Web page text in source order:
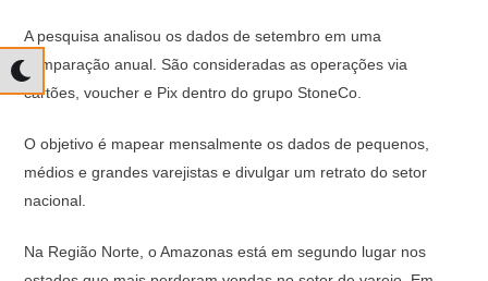
p
p
o
o
m n
k
A pesquisa analisou os dados de setembro em uma
comparação anual. São consideradas as operações via
cartões, voucher e Pix dentro do grupo StoneCo.
O objetivo é mapear mensalmente os dados de pequenos,
médios e grandes varejistas e divulgar um retrato do setor
nacional.
Na Região Norte, o Amazonas está em segundo lugar nos